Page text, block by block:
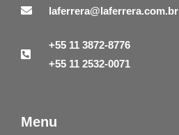
laferrera@laferrera.com.br
+55 11 3872-8776
+55 11 2532-0071
Menu